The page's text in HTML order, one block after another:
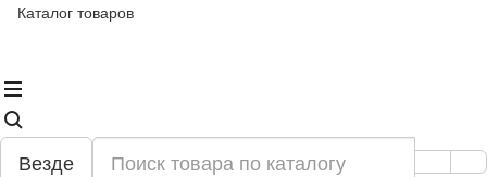
Каталог товаров
Везде